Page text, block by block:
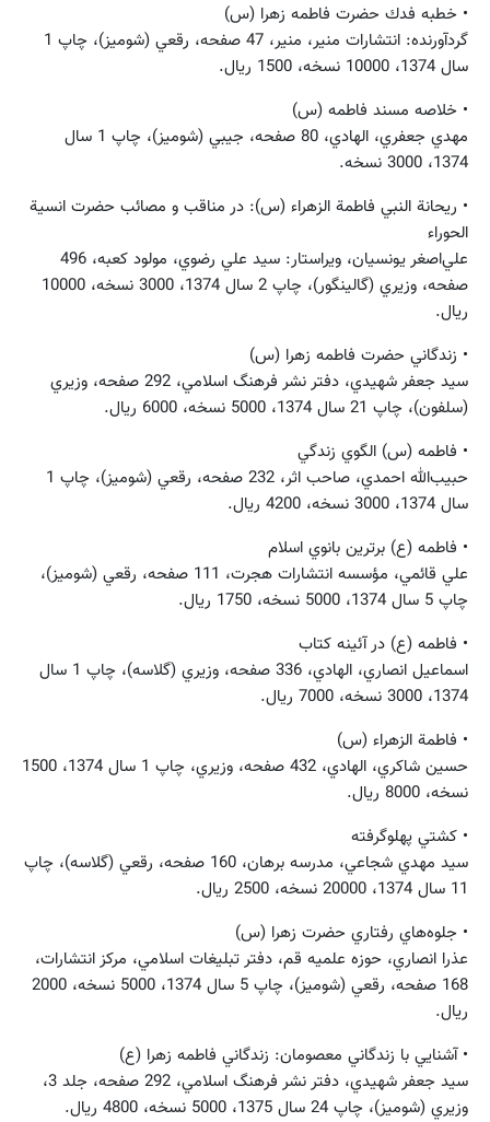
• خطبه فدك حضرت فاطمه زهرا (س)
گردآورنده: انتشارات‌ منير، منير، 47 صفحه، رقعي (شوميز)، چاپ 1
سال 1374، 10000 نسخه، 1500 ريال.
• خلاصه مسند فاطمه (س)
مهدي جعفري، الهادي، 80 صفحه، جيبي (شوميز)، چاپ 1 سال
1374، 3000 نسخه.
• ريحانة النبي فاطمة الزهراء (س): در مناقب و مصائب حضرت انسية
الحوراء
علي‌اصغر يونسيان، ويراستار: سيد علي رضوي‌، مولود كعبه، 496
صفحه، وزيري (گالينگور)، چاپ 2 سال 1374، 3000 نسخه، 10000
ريال.
• زندگاني حضرت فاطمه زهرا (س)
سيد جعفر شهيدي، دفتر نشر فرهنگ اسلامي، 292 صفحه، وزيري
(سلفون)، چاپ 21 سال 1374، 5000 نسخه، 6000 ريال.
• فاطمه (س) الگوي زندگي
حبيب‌الله احمدي، صاحب اثر، 232 صفحه، رقعي (شوميز)، چاپ 1
سال 1374، 3000 نسخه، 4200 ريال.
• فاطمه (ع) برترين بانوي اسلام
علي قائمي‌، مؤسسه‌ انتشارات‌ هجرت، 111 صفحه، رقعي (شوميز)،
چاپ 5 سال 1374، 5000 نسخه، 1750 ريال.
• فاطمه (ع) در آئينه كتاب
اسماعيل انصاري، الهادي، 336 صفحه، وزيري (گلاسه)، چاپ 1 سال
1374، 3000 نسخه، 7000 ريال.
• فاطمة الزهراء (س)
حسين شاكري، الهادي، 432 صفحه، وزيري، چاپ 1 سال 1374، 1500
نسخه، 8000 ريال.
• كشتي پهلوگرفته
سيد مهدي شجاعي، مدرسه برهان، 160 صفحه، رقعي (گلاسه)، چاپ
11 سال 1374، 20000 نسخه، 2500 ريال.
• جلوه‌هاي رفتاري حضرت زهرا (س)
عذرا انصاري، حوزه علميه قم، دفتر تبليغات اسلامي، مركز انتشارات،
168 صفحه، رقعي (شوميز)، چاپ 5 سال 1374، 5000 نسخه، 2000
ريال.
• آشنايي با زندگاني معصومان: زندگاني فاطمه زهرا (ع)
سيد جعفر شهيدي، دفتر نشر فرهنگ اسلامي، 292 صفحه، جلد 3،
وزيري (شوميز)، چاپ 24 سال 1375، 5000 نسخه، 4800 ريال.